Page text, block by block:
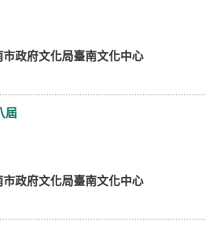
市政府文化局臺南文化中心
屆
市政府文化局臺南文化中心